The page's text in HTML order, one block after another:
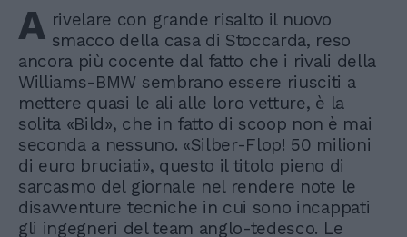
A rivelare con grande risalto il nuovo
smacco della casa di Stoccarda, reso
ancora più cocente dal fatto che i rivali della
Williams-BMW sembrano essere riusciti a
mettere quasi le ali alle loro vetture, è la
solita «Bild», che in fatto di scoop non è mai
seconda a nessuno. «Silber-Flop! 50 milioni
di euro bruciati», questo il titolo pieno di
sarcasmo del giornale nel rendere note le
disavventure tecniche in cui sono incappati
gli ingegneri del team anglo-tedesco. Le